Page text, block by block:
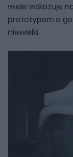
wiele wskazuje
prototypem a
niewielki.